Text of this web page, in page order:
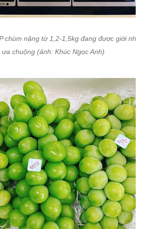
chùm nặng từ 1,2-1,5kg đang được giới nhà
ưa chuộng (ảnh: Khúc Ngọc Anh)